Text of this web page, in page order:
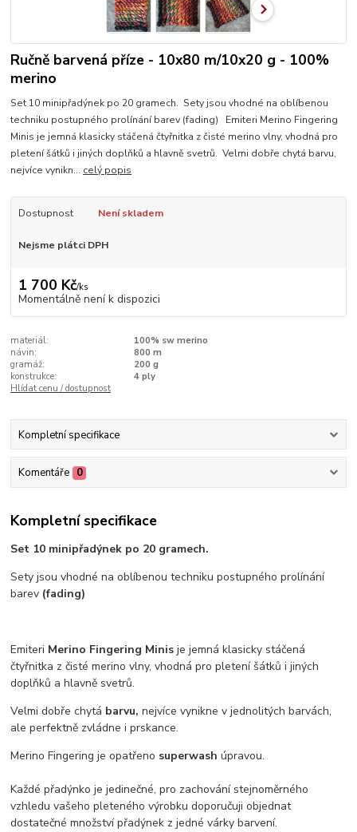
Ručně barvená příze - 10x80 m/10x20 g - 100%
merino
Set 10 minipřadýnek po 20 gramech. Sety jsou vhodné na oblíbenou
techniku postupného prolínání barev (fading) Emiteri Merino Fingering
Minis je jemná klasicky stáčená čtyřnitka z čisté merino vlny, vhodná pro
pletení šátků i jiných doplňků a hlavně svetrů. Velmi dobře chytá barvu,
nejvíce vynikn... celý popis
Dostupnost Není skladem
Nejsme plátci DPH
1 700 Kč/ks
Momentálně není k dispozici
materiál:
100% sw merino
návin:
800 m
gramáž:
200 g
konstrukce:
4 ply
Hlídat cenu / dostupnost
Kompletní specifikace
Komentáře 0
Kompletní specifikace
Set 10 minipřadýnek po 20 gramech.
Sety jsou vhodné na oblíbenou techniku postupného prolínání
barev (fading)
Emiteri Merino Fingering Minisje jemná klasicky stáčená
čtyřnitka z čisté merino vlny, vhodná pro pletení šátků i jiných
doplňků a hlavně svetrů.
Velmi dobře chytá barvu, nejvíce vynikne v jednolitých barvách,
ale perfektně zvládne i prskance.
Merino Fingering je opatřeno superwash úpravou.
Každé přadýnko je jedinečné, pro zachování stejnoměrného
vzhledu vašeho pleteného výrobku doporučuji objednat
dostatečné množství přadýnek z jedné várky barvení.